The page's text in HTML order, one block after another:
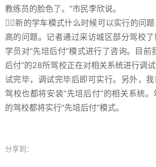
教练员的脸色了。”市民李欣说。
新的学车模式什么时候可以实行的问
高的问题。记者通过采访城区部分驾校了
学员对“先培后付”模式进行了咨询。目前
后付”的28所驾校正在对相关系统进行调
试完毕，调试完毕后即可实行。另外，
驾校也都将安装“先培后付”的相关系统
的驾校都将实行“先培后付”模式。
分享到：